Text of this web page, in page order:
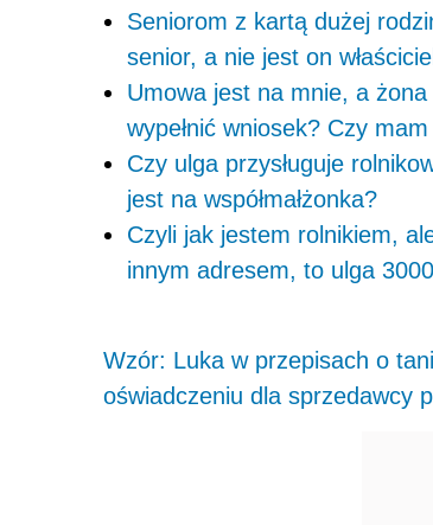
Seniorom z kartą dużej
senior, a nie jest on
Umowa jest na mnie, a
wypełnić wniosek? Czy
Czy ulga przysługuje
jest na współmałżonka?
Czyli jak jestem rolnikiem,
innym adresem, to ulga
Wzór: Luka w przepisach o
oświadczeniu dla sprzedawcy